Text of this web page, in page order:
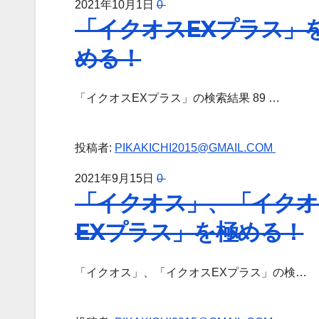
2021年10月1日 0
「イクオスEXプラス」
める！
「イクオスEXプラス」の検索結果 89 …
投稿者: PIKAKICHI2015@GMAIL.COM
2021年9月15日 0
「イクオス」、「イク
EXプラス」を極める！
「イクオス」、「イクオスEXプラス」の検…